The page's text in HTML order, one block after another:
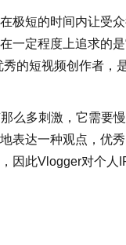
极短的时间内让受
一定程度上追求的是“
秀的短视频创作者，
么多刺激，它需要
表达一种观点，优
因此Vlogger对个人